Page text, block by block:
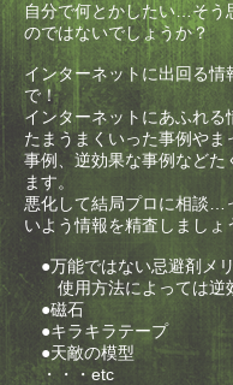
自分で何とかしたい…そう
のではないでしょうか？
インターネットに出回る情
で！
インターネットにあふれる
たまうまくいった事例やま
事例、逆効果な事例などた
ます。
悪化して結局プロに相談…
いよう情報を精査しましょ
●万能ではない忌避剤メ
使用方法によっては逆
●磁石
●キラキラテープ
●天敵の模型
・・・etc